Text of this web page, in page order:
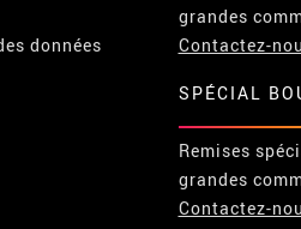
données
grandes
Contactez-
SPÉCIAL
Remises
grandes
Contactez-